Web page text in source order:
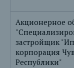
Акционерное
застройщик
корпорация
Республики"